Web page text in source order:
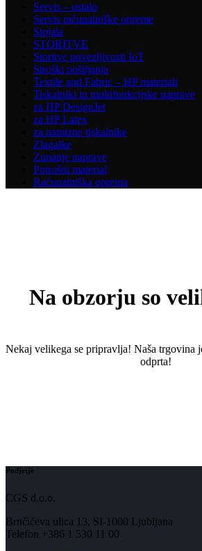
Servis – ostalo
Servis računalniške opreme
Stojala
STORITVE
Storitve povezljivosti IoT
Stroški pošiljanja
Textile and Fabric – HP materiali
Tiskalniki in multifunkcijske naprave
za HP DesignJet
za HP Latex
za namizne tiskalnike
Zlagalke
Zunanje naprave
Potrošni material
Računalniška oprema
Na obzorju so
Nekaj ​​velikega se pripravlja! Naša trgovina
odprta!
Podjetje
CGS d.o.o.
Brnčičeva ulica 13, SI-1000 Ljubljana
Telefon +386 1 530 11 00